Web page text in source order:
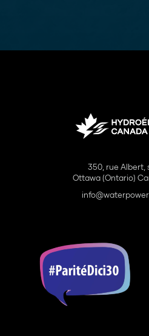
350, rue Albert,
Ottawa (Ontario)